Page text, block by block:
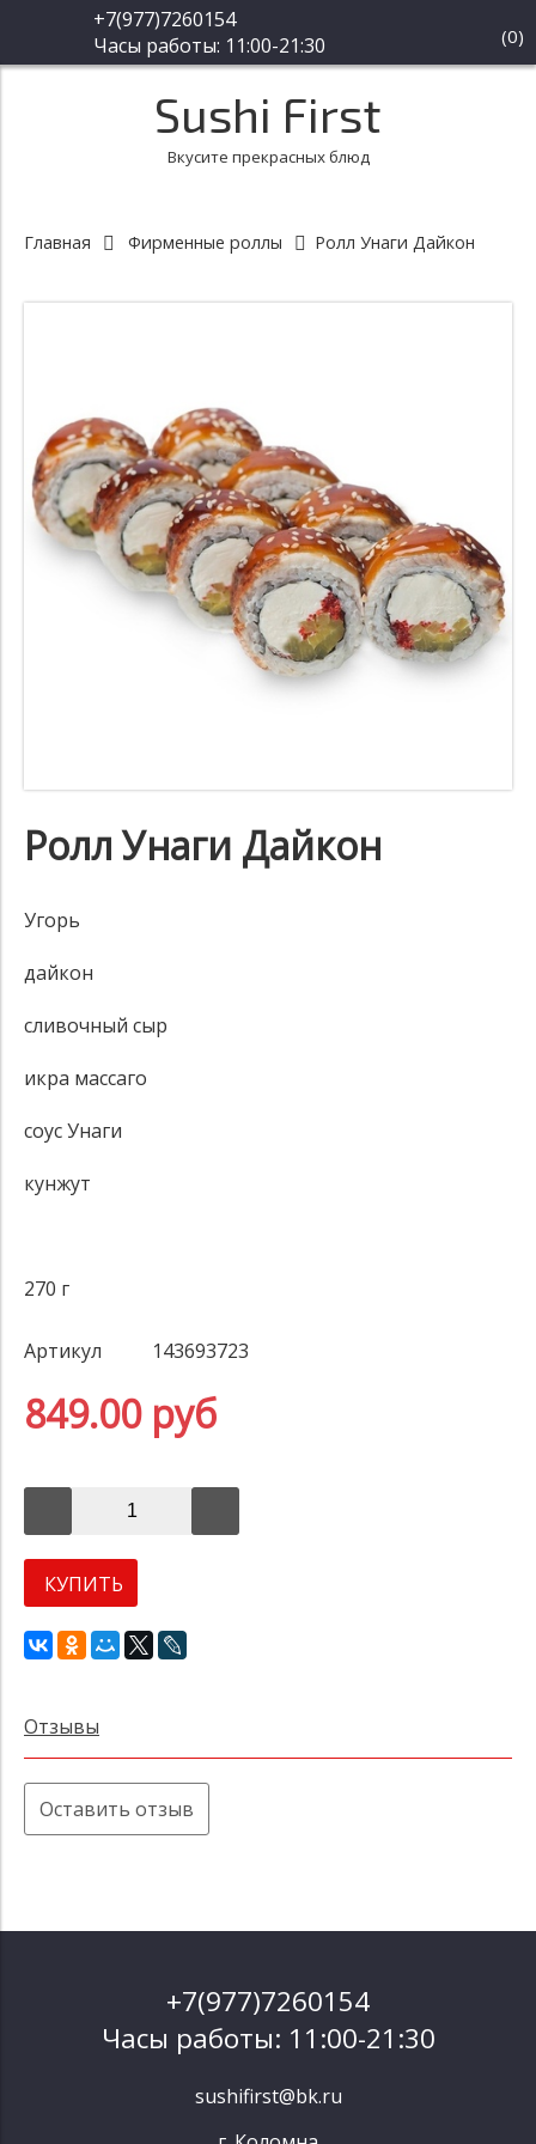
+7(977)7260154
Часы работы: 11:00-21:30
(0)
Sushi First
Вкусите прекрасных блюд
Главная Фирменные роллы Ролл Унаги Дайкон
Ролл Унаги Дайкон
Угорь
дайкон
сливочный сыр
икра массаго
соус Унаги
кунжут
270 г
Артикул 143693723
849.00 руб
КУПИТЬ
Отзывы
Оставить отзыв
+7(977)7260154
Часы работы: 11:00-21:30
sushifirst@bk.ru